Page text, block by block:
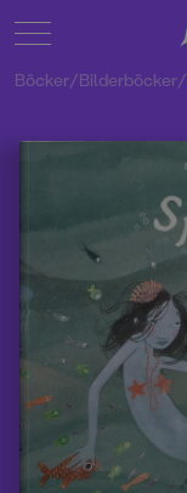
Böcker/Bilderböcker/